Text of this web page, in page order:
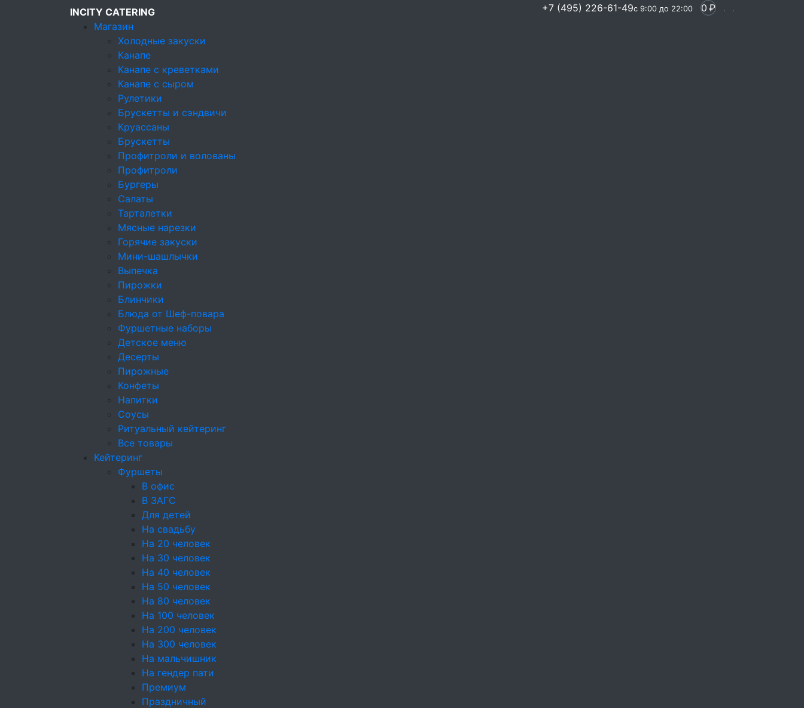
INCITY CATERING
Магазин
Холодные закуски
Канапе
Канапе с креветками
Канапе с сыром
Рулетики
Брускетты и сэндвичи
Круассаны
Брускетты
Профитроли и волованы
Профитроли
Бургеры
Салаты
Тарталетки
Мясные нарезки
Горячие закуски
Мини-шашлычки
Выпечка
Пирожки
Блинчики
Блюда от Шеф-повара
Фуршетные наборы
Детское меню
Десерты
Пирожные
Конфеты
Напитки
Соусы
Ритуальный кейтеринг
Все товары
Кейтеринг
Фуршеты
В офис
В ЗАГС
Для детей
На свадьбу
На 20 человек
На 30 человек
На 40 человек
На 50 человек
На 80 человек
На 100 человек
На 200 человек
На 300 человек
На мальчишник
На гендер пати
Премиум
Праздничный
+7 (495) 226-61-49с 9:00 до 22:00 0 ₽
Кейтеринговая компания
Магазин
Детское меню
Конфеты ручной работы в подарок при заказе от 10000₽
Детский фуршет №1 на 15 персон
8725г
582 г/чел.
15 персон
2614 ₽/чел.
240 канапе и мини закуски:
Канапе Капрезе на пипетке
Сыр Моцарелла мини, Томаты Черри, Базилик св., Масло
растительное, Орехи кедровые, Соль, Сыр Пармезан, Чеснок св,
Лимон
Мини эклер
Вода, взбитые сливки, молоко, яйцо, шоколад, масло сливочное, мука,
Копченая куриная грудка с овощами в тарталетке под сыром
Пармезан
Тарталетка мини, Яйцо куриное, Соль, Сливки 33 %, Сыр Гауда,
Куриная грудка в/к, Томаты Черри
Канапе «Сладкий дуэт» (эдам и виноград в медовом соусе)
Виноград, Сыр Эдам, Мед натуральный, Вода аква минерали